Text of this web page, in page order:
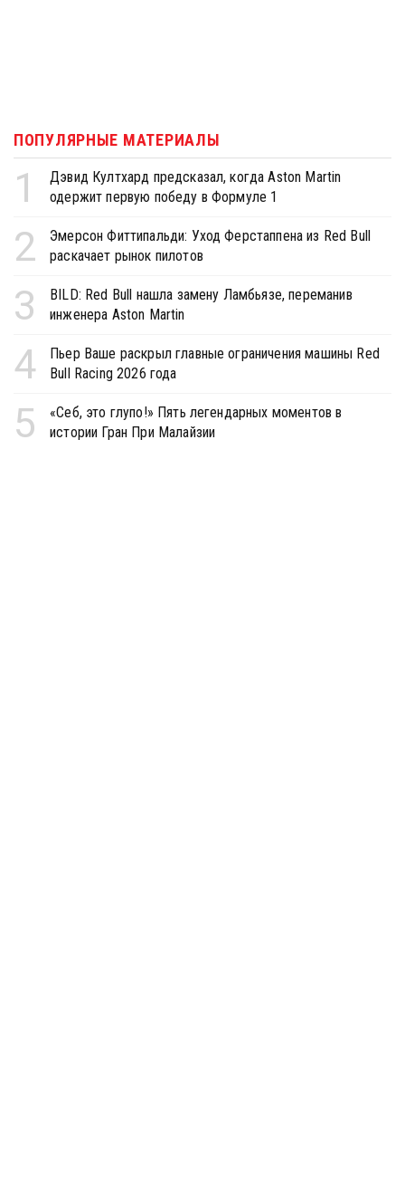
ПОПУЛЯРНЫЕ МАТЕРИАЛЫ
1
Дэвид Култхард предсказал, когда Aston Martin
одержит первую победу в Формуле 1
2
Эмерсон Фиттипальди: Уход Ферстаппена из Red Bull
раскачает рынок пилотов
3
BILD: Red Bull нашла замену Ламбьязе, переманив
инженера Aston Martin
4
Пьер Ваше раскрыл главные ограничения машины Red
Bull Racing 2026 года
5
«Себ, это глупо!» Пять легендарных моментов в
истории Гран При Малайзии